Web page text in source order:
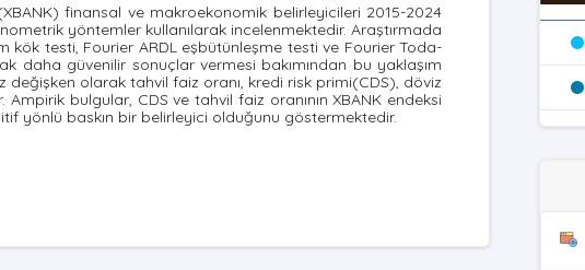
finansal ve makroekonomik belirleyicileri 2015-2024
yöntemler kullanılarak incelenmektedir. Araştırmada
testi, Fourier ARDL eşbütünleşme testi ve Fourier Toda-
daha güvenilir sonuçlar vermesi bakımından bu yaklaşım
değişken olarak tahvil faiz oranı, kredi risk primi(CDS), döviz
Ampirik bulgular, CDS ve tahvil faiz oranının XBANK endeksi
yönlü baskın bir belirleyici olduğunu göstermektedir.